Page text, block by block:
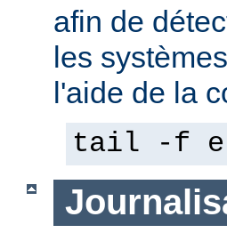
afin de
les
l'aide de la
tail -f